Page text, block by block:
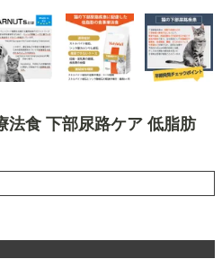
法食 下部尿路ケア 低脂肪